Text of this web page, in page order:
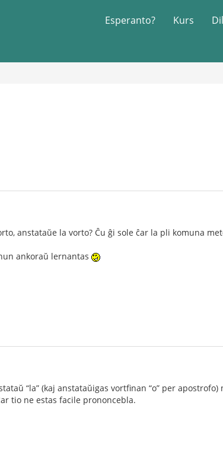
Esperanto? Kurs
anstataŭe la vorto? Ĉu ĝi sole ĉar la pli komuna
ankoraŭ lernantas
“la” (kaj anstataŭigas vortfinan “o” per
tio ne estas facile prononcebla.